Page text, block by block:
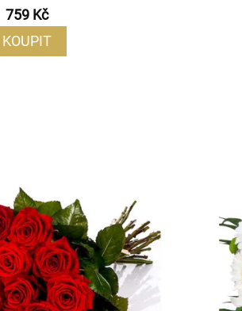
759 Kč
KOUPIT